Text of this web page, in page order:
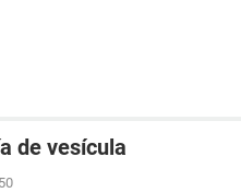
de vesícula